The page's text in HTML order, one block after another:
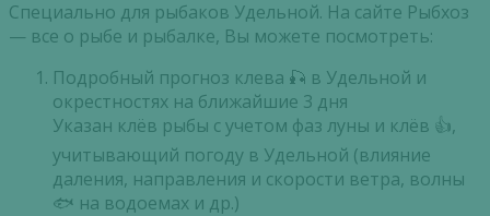
Специально для рыбаков Удельной. На сайте Рыбхоз
— все о рыбе и рыбалке, Вы можете посмотреть:
Подробный прогноз клева 🎣 в Удельной и
окрестностях на ближайшие 3 дня
Указан клёв рыбы с учетом фаз луны и клёв 👍,
учитывающий погоду в Удельной (влияние
даления, направления и скорости ветра, волны
🐟 на водоемах и др.)